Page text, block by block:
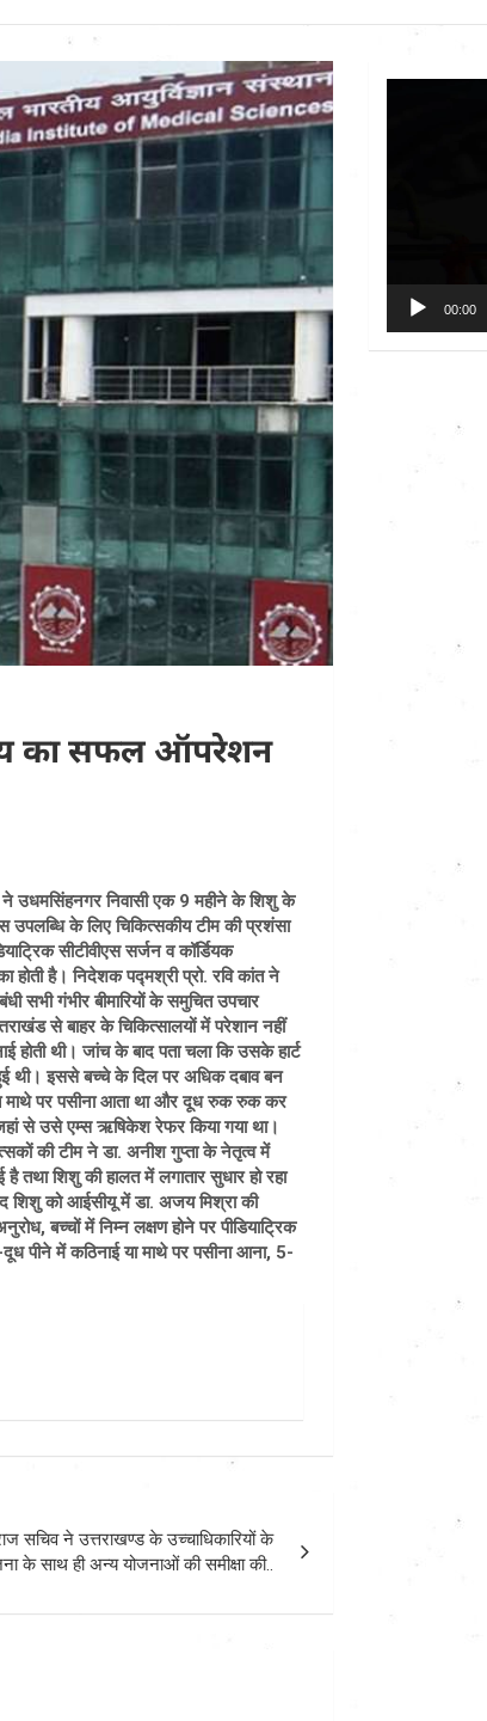
का सफल ऑपरेशन
ने उधमसिंहनगर निवासी एक 9 महीने के शिशु के
उपलब्धि के लिए चिकित्सकीय टीम की प्रशंसा
सीटीवीएस सर्जन व कॉर्डियक
होती है। निदेशक पद्मश्री प्रो. रवि कांत ने
सभी गंभीर बीमारियों के समुचित उपचार
से बाहर के चिकित्सालयों में परेशान नहीं
होती थी। जांच के बाद पता चला कि उसके हार्ट
थी। इससे बच्चे के दिल पर अधिक दबाव बन
माथे पर पसीना आता था और दूध रुक रुक कर
जहां से उसे एम्स ऋषिकेश रेफर किया गया था।
की टीम ने डा. अनीश गुप्ता के नेतृत्व में
शिशु की हालत में लगातार सुधार हो रहा
शिशु को आईसीयू में डा. अजय मिश्रा की
बच्चों में निम्न लक्षण होने पर पीडियाट्रिक
पीने में कठिनाई या माथे पर पसीना आना, 5-
सचिव ने उत्तराखण्ड के उच्चाधिकारियों के
के साथ ही अन्य योजनाओं की समीक्षा की..
00:00